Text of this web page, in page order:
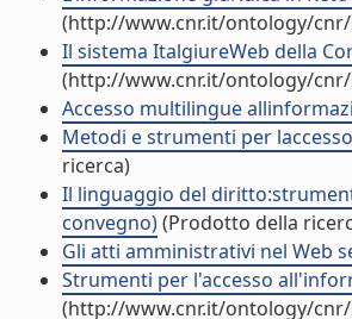
(http://www.cnr.it/ontology/
Il sistema ItalgiureWeb della
(http://www.cnr.it/ontology/
Accesso multilingue
Metodi e strumenti per
ricerca)
Il linguaggio del
convegno)(Prodotto della
Gli atti amministrativi nel Web
Strumenti per l'accesso
(http://www.cnr.it/ontology/